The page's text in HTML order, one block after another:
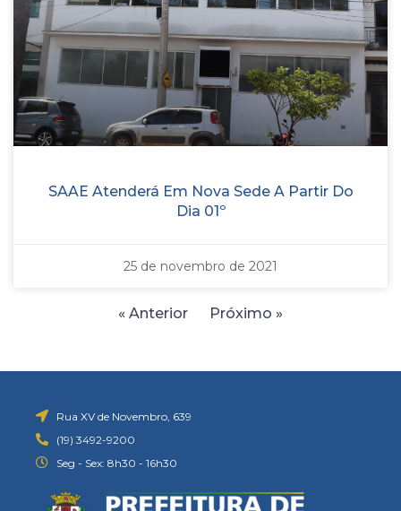
SAAE Atenderá Em Nova Sede A Partir Do
Dia 01º
25 de novembro de 2021
« Anterior Próximo »
Rua XV de Novembro, 639
(19) 3492-9200
Seg - Sex: 8h30 - 16h30